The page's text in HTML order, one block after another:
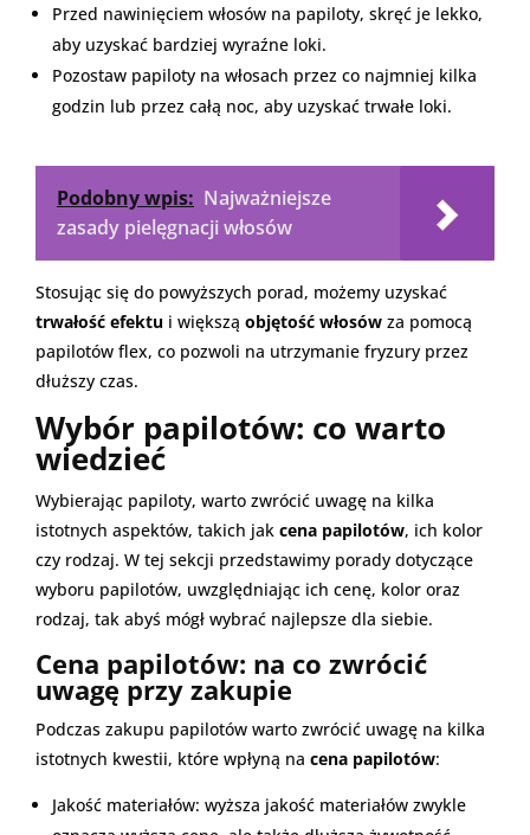
Przed nawinięciem włosów na papiloty, skręć je lekko,
aby uzyskać bardziej wyraźne loki.
Pozostaw papiloty na włosach przez co najmniej kilka
godzin lub przez całą noc, aby uzyskać trwałe loki.
Podobny wpis: Najważniejsze
zasady pielęgnacji włosów
Stosując się do powyższych porad, możemy uzyskać
trwałość efektu i większą objętość włosów za pomocą
papilotów flex, co pozwoli na utrzymanie fryzury przez
dłuższy czas.
Wybór papilotów: co warto
wiedzieć
Wybierając papiloty, warto zwrócić uwagę na kilka
istotnych aspektów, takich jak cena papilotów, ich kolor
czy rodzaj. W tej sekcji przedstawimy porady dotyczące
wyboru papilotów, uwzględniając ich cenę, kolor oraz
rodzaj, tak abyś mógł wybrać najlepsze dla siebie.
Cena papilotów: na co zwrócić
uwagę przy zakupie
Podczas zakupu papilotów warto zwrócić uwagę na kilka
istotnych kwestii, które wpłyną na cena papilotów:
Jakość materiałów: wyższa jakość materiałów zwykle